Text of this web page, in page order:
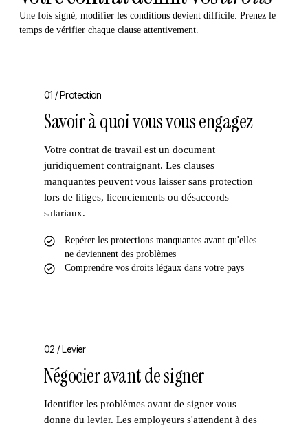
Une fois signé, modifier les conditions devient difficile. Prenez le
temps de vérifier chaque clause attentivement.
01 / Protection
Savoir à quoi vous vous engagez
Votre contrat de travail est un document
juridiquement contraignant. Les clauses
manquantes peuvent vous laisser sans protection
lors de litiges, licenciements ou désaccords
salariaux.
Repérer les protections manquantes avant qu'elles
ne deviennent des problèmes
Comprendre vos droits légaux dans votre pays
02 / Levier
Négocier avant de signer
Identifier les problèmes avant de signer vous
donne du levier. Les employeurs s'attendent à des